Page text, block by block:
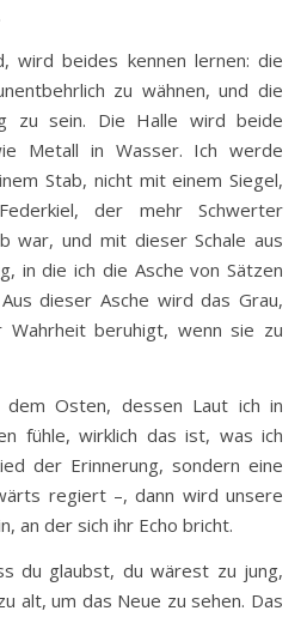
wird beides kennen lernen: die
zu wähnen, und die
zu sein. Die Halle wird beide
Metall in Wasser. Ich werde
Stab, nicht mit einem Siegel,
der mehr Schwerter
war, und mit dieser Schale aus
in die ich die Asche von Sätzen
dieser Asche wird das Grau,
Wahrheit beruhigt, wenn sie zu
Osten, dessen Laut ich in
fühle, wirklich das ist, was ich
der Erinnerung, sondern eine
regiert –, dann wird unsere
an der sich ihr Echo bricht.
du glaubst, du wärest zu jung,
alt, um das Neue zu sehen. Das